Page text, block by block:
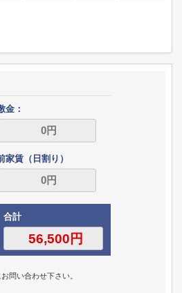
金：
家賃（日割り）
合計
問い合わせ下さい。